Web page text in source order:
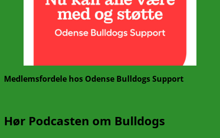
Medlemsfordele hos Odense Bulldogs Support
Hør Podcasten om Bulldogs